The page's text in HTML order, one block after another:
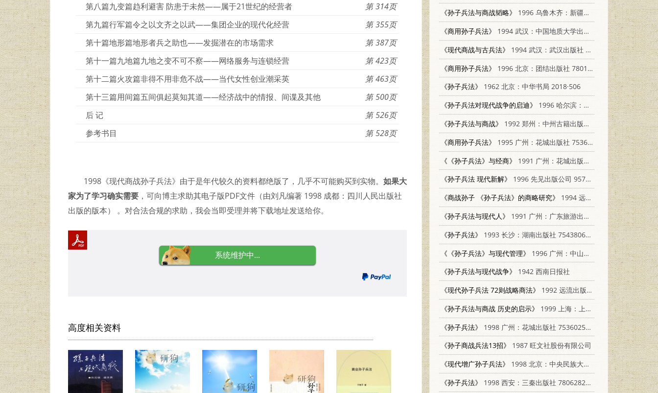
第八篇九变篇趋利避害 防患于未然——属于21世纪的经营者
314
第九篇行军篇令之以文齐之以武——集团企业的现代化经营
355
第十篇地形篇地形者兵之助也——发掘潜在的市场需求
387
第十一篇九地篇九地之变不可不察——网络服务与连锁经营
423
第十二篇火攻篇非得不用非危不战——当代女性创业潮采英
463
第十三篇用间篇五间俱起莫知其道——经济战中的情报、间谍及其他
500
后 记
526
参考书目
528
1998《现代商战孙子兵法》由于是年代较久的资料都绝版了，几乎不可能购买到实物。 如果大
家为了学习确实需要 ，可向博主求助其电子版PDF文件（由刘凡编著 1998 成都：四川人民出版社
出版的版本） 。对合法合规的求助，我会当即受理并将下载地址发送给你。
系统维护中...
高度相关资料
《孙子兵法与商战韬略》
1996 乌鲁木齐：新疆青少年出版社 7537124884
《商用孙子兵法》
1994 武汉：中国地质大学出版社 7562508747
《现代商战与古兵法》
1994 武汉：武汉出版社 7543013177
《商用孙子兵法》
1996 北京：团结出版社 7801300416
《孙子兵法》
1962 北京：中华书局 2018·506
《孙子兵法对现代战争的启迪》
1996 哈尔滨：黑龙江人民出版社 7207034172
《孙子兵法与商战》
1992 郑州：中州古籍出版社 7534807123
《商用孙子兵法》
1995 广州：花城出版社 7536022107
《《孙子兵法》与经商》
1991 广州：花城出版社 7536011032
《孙子兵法 现代新解》
1996 先见出版公司 9577410960
《商战孙子 《孙子兵法》的商略研究》
1994 远流出版事业股份有限公司 9573220806
《孙子兵法与现代人》
1991 广州：广东旅游出版社 7805212945
《孙子兵法》
1993 长沙：湖南出版社 7543806630
《《孙子兵法》与现代管理》
1996 广州：中山大学出版社 7306012339
《孙子兵法与现代战争》
1942 西南日报社
《现代孙子兵法 72则战略商法》
1992 远流出版事业股份有限公司 9573216833
《孙子兵法与商战 历史的启示》
1999 上海：上海古籍出版社 7532525368
《孙子兵法》
1998 广州：花城出版社 7536025580
《孙子商战兵法13招》
1987 旺文社股份有限公司
《现代增广孙子兵法》
1998 北京：中央民族大学出版社 7810561057
《孙子兵法》
1998 西安：三秦出版社 7806282181